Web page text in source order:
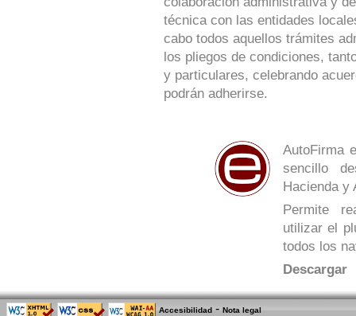
técnica con las entidades
cabo todos aquellos trámites
los pliegos de condiciones,
y particulares, celebrando
podrán adherirse.
AutoFirma
sencillo
Hacienda y
Permite
utilizar el
todos los
Descargar
Accesibilidad - Nota legal